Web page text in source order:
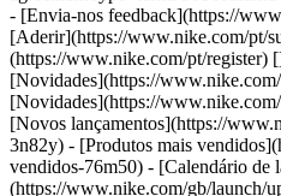
- [Envia-nos feedback](https://
[Aderir](https://www.nike.com/pt/
(https://www.nike.com/pt/register)
[Novidades](https://
[Novidades](https://
[Novos lançamentos](https://
3n82y) - [Produtos mais
vendidos-76m50) - [Calendário de
(https://www.nike.com/gb/launch/